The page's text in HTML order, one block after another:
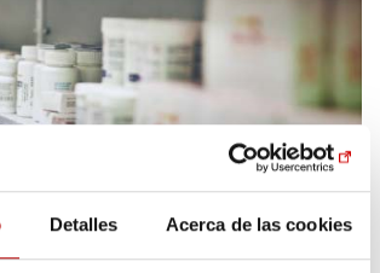
Detalles Acerca de las cookies
farmacia